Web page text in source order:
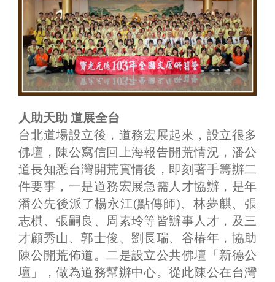
人助天助 道展全台
台北道場設立後，道務宏展起來，設立很多
佛壇，陳公寫信回上海報告開荒情況，潘公
道長知悉台灣開荒實情後，即刻著手籌辦二
件要事，一是道務宏展急需人才協辦，是年
潘公先後派了楊永江(點傳師)、林夢麒、張
志棋、張嗣良、周素玲等皆辦事人才，及三
才顧秀山、郭士俊、劉長瑞、谷椿年，協助
陳公開荒佈道。二是設立公共佛壇「新德公
壇」，做為道務幫辦中心。從此陳公在台灣